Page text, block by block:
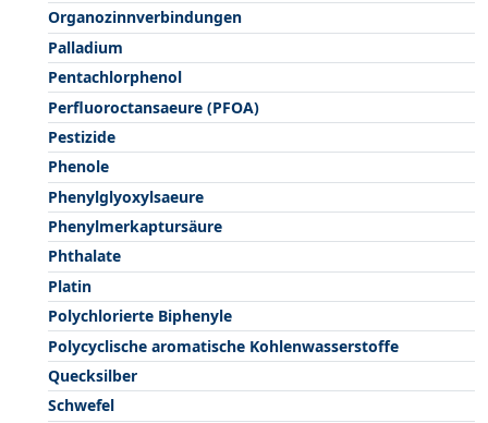
Organozinnverbindungen
Palladium
Pentachlorphenol
Perfluoroctansaeure (PFOA)
Pestizide
Phenole
Phenylglyoxylsaeure
Phenylmerkaptursäure
Phthalate
Platin
Polychlorierte Biphenyle
Polycyclische aromatische Kohlenwasserstoffe
Quecksilber
Schwefel